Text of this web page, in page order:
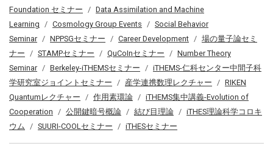
Foundation セミナー
Data Assimilation and Machine
Learning
Cosmology Group Events
Social Behavior
Seminar
NPPSGセミナー Career Development
場の量子論セミ
ナー
STAMPセミナー QuCoInセミナー
Number Theory
Seminar
Berkeley-iTHEMSセミナー
iTHEMS-仁科センター中間子科
学研究室ジョイントセミナー
産学連携数理レクチャー
RIKEN
Quantumレクチャー
作用素環論
iTHEMS集中講義-Evolution of
Cooperation
公開鍵暗号概論 結び目理論
iTHES理論科学コロキ
ウム
SUURI-COOLセミナー iTHESセミナー